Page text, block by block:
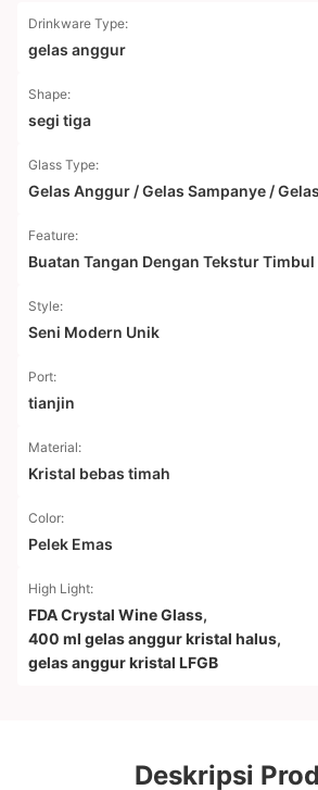
Drinkware Type:
gelas anggur
Shape:
segi tiga
Glass Type:
Gelas Anggur / Gelas Sampanye /
Feature:
Buatan Tangan Dengan Tekstur Timbul
Style:
Seni Modern Unik
Port:
tianjin
Material:
Kristal bebas timah
Color:
Pelek Emas
High Light:
FDA Crystal Wine Glass,
400 ml gelas anggur kristal halus,
gelas anggur kristal LFGB
Deskripsi